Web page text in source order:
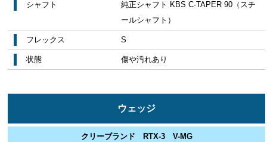
シャフト
純正シャフト KBS C-TAPER 90（スチ
ールシャフト）
フレックス S
状態 傷や汚れあり
ウェッジ
クリーブランド RTX-3 V-MG